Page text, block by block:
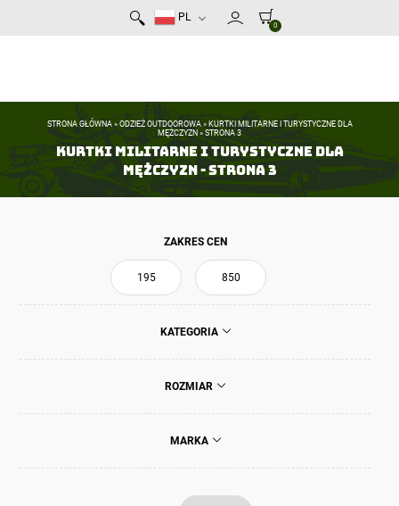
PL
0
STRONA GŁÓWNA» ODZIEŻ OUTDOOROWA»KURTKI MILITARNE I TURYSTYCZNE DLA
MĘŻCZYZN»STRONA 3
Kurtki militarne i turystyczne dla
mężczyzn - Strona 3
ZAKRES CEN
KATEGORIA
ROZMIAR
MARKA